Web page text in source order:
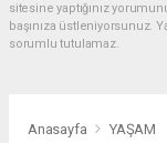
sitesine yaptığınız
başınıza üstleniyorsunuz.
sorumlu tutulamaz.
Anasayfa YAŞAM